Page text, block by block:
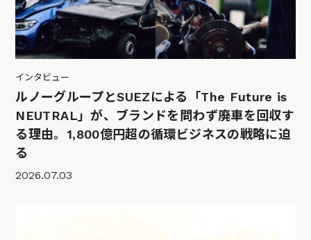
インタビュー
ルノーグループとSUEZによる「The Future is
NEUTRAL」が、ブランドを問わず廃車を回収す
る理由。1,800億円超の循環ビジネスの戦略に迫
る
2026.07.03